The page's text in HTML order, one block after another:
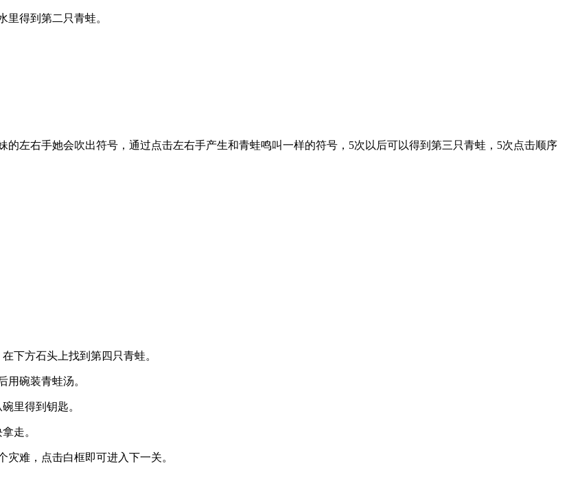
里得到第二只青蛙。
左右手她会吹出符号，通过点击左右手产生和青蛙鸣叫一样的符号，5次以后可以得到第三只青蛙，5次点击顺序
下方石头上找到第四只青蛙。
用碗装青蛙汤。
里得到钥匙。
走。
难，点击白框即可进入下一关。